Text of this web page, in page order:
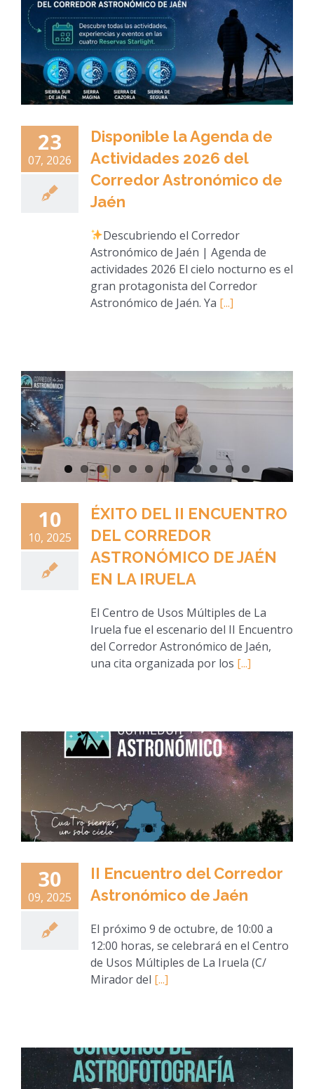
23
07, 2026
Disponible la Agenda de
Actividades 2026 del
Corredor Astronómico de
Jaén
Descubriendo el Corredor
Astronómico de Jaén | Agenda de
actividades 2026 El cielo nocturno es el
gran protagonista del Corredor
Astronómico de Jaén. Ya [...]
10
10, 2025
ÉXITO DEL II ENCUENTRO
DEL CORREDOR
ASTRONÓMICO DE JAÉN
EN LA IRUELA
El Centro de Usos Múltiples de La
Iruela fue el escenario del II Encuentro
del Corredor Astronómico de Jaén,
una cita organizada por los [...]
30
09, 2025
II Encuentro del Corredor
Astronómico de Jaén
El próximo 9 de octubre, de 10:00 a
12:00 horas, se celebrará en el Centro
de Usos Múltiples de La Iruela (C/
Mirador del [...]